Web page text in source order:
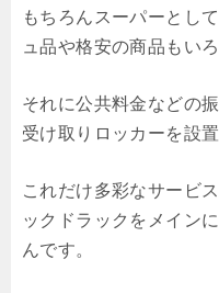
もちろんスーパーとし
ュ品や格安の商品もい
それに公共料金などの
受け取りロッカーを設
これだけ多彩なサービ
ックドラックをメイン
んです。